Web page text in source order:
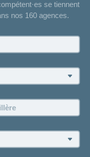
se tiennent
nos 160 agences.